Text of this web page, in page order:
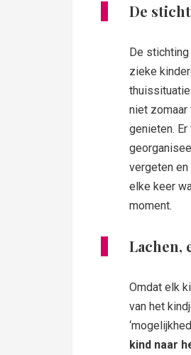
De
De
zieke
niet zomaar
genieten.
vergeten en
elke keer
moment.
Lachen,
Omdat elk
van het
kind naar